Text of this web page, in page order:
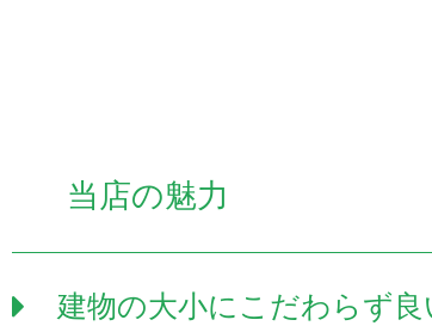
当店の魅力
建物の大小にこだわらず